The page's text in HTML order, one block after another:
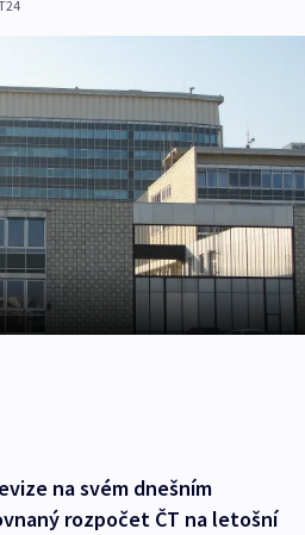
na svém dnešním
rozpočet ČT na letošní